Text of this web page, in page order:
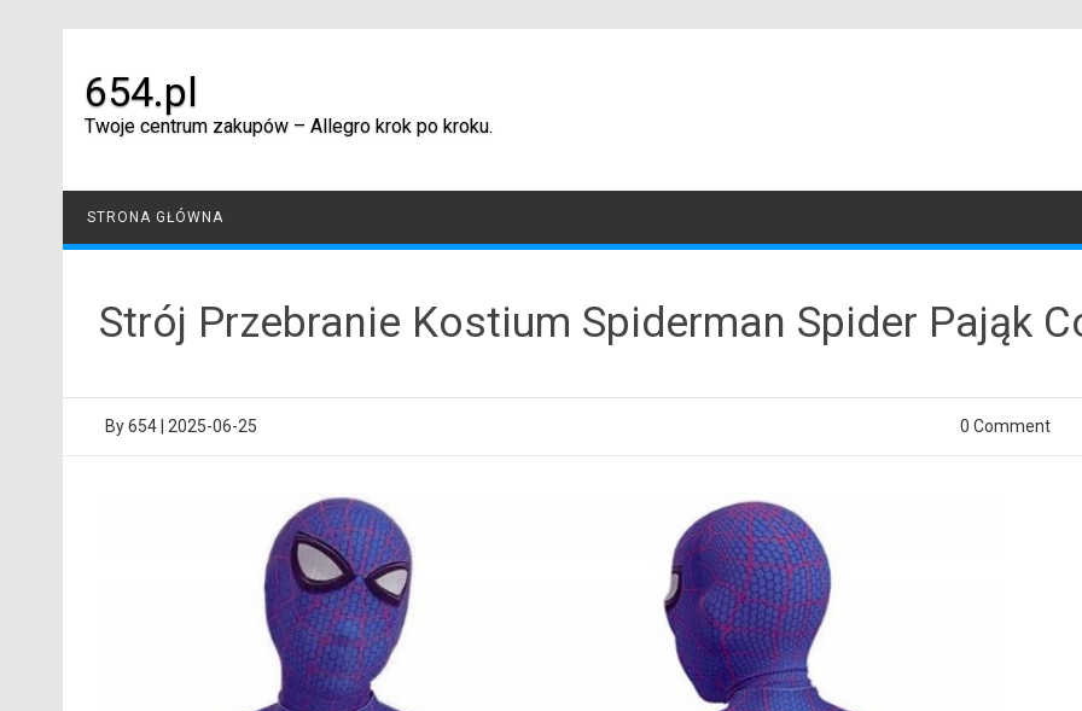
654.pl
Twoje centrum zakupów – Allegro krok po kroku.
STRONA GŁÓWNA
Strój Przebranie Kostium Spiderman Spider Pająk
By654 2025-06-25 0 Comment